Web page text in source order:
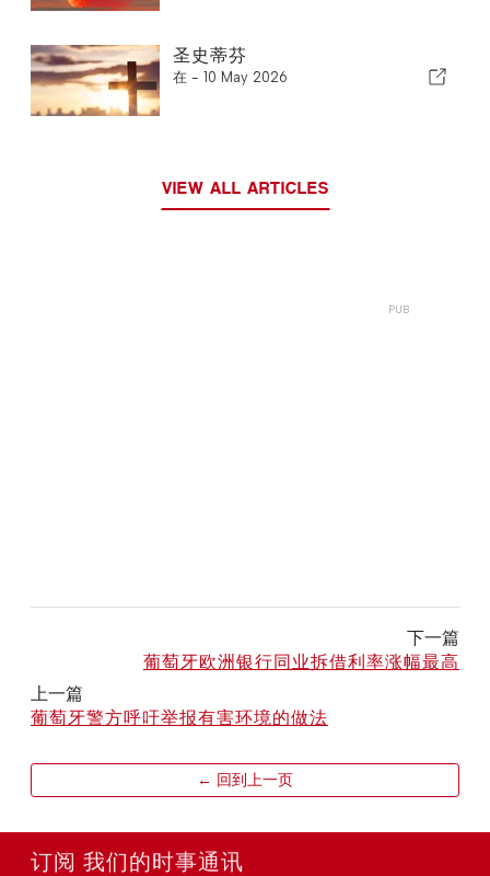
圣史蒂芬
在 - 10 May 2026
VIEW ALL ARTICLES
下一篇
葡萄牙欧洲银行同业拆借利率涨幅最高
上一篇
葡萄牙警方呼吁举报有害环境的做法
← 回到上一页
订阅 我们的时事通讯